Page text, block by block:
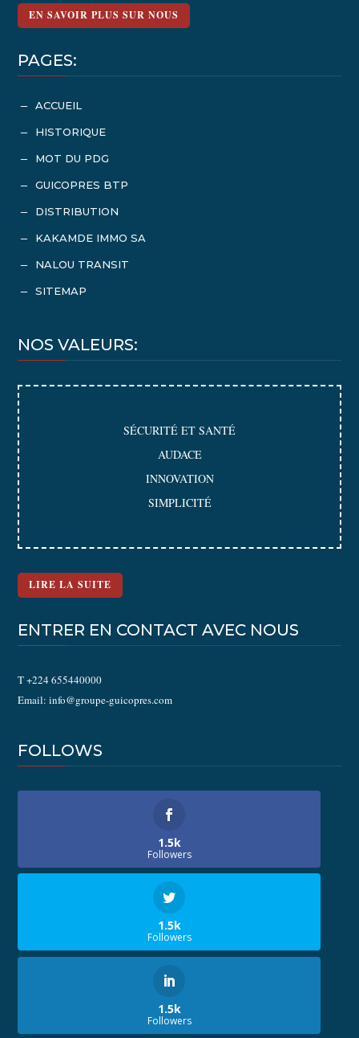
EN SAVOIR PLUS SUR NOUS
PAGES:
K ACCUEIL
K HISTORIQUE
K MOT DU PDG
K GUICOPRES BTP
K DISTRIBUTION
K KAKAMDE IMMO SA
K NALOU TRANSIT
K SITEMAP
NOS VALEURS:
SÉCURITÉ ET SANTÉ
AUDACE
INNOVATION
SIMPLICITÉ
LIRE LA SUITE
ENTRER EN CONTACT AVEC NOUS
T +224 655440000
Email: info@groupe-guicopres.com
FOLLOWS
1.5k
Followers
1.5k
Followers
1.5k
Followers